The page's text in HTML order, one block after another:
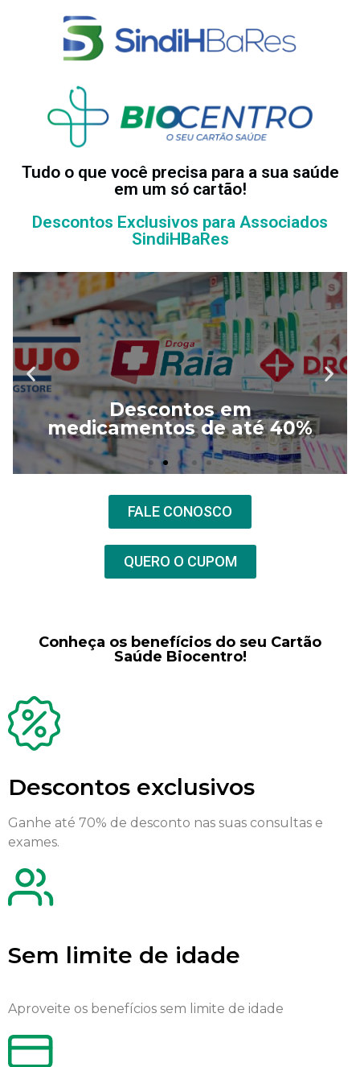
Tudo o que você precisa para a sua saúde
em um só cartão!
Descontos Exclusivos para Associados
SindiHBaRes
Descontos em
medicamentos de até 40%
FALE CONOSCO
QUERO O CUPOM
Conheça os benefícios do seu Cartão
Saúde Biocentro!
Descontos exclusivos
Ganhe até 70% de desconto nas suas consultas e
exames.
Sem limite de idade
Aproveite os benefícios sem limite de idade